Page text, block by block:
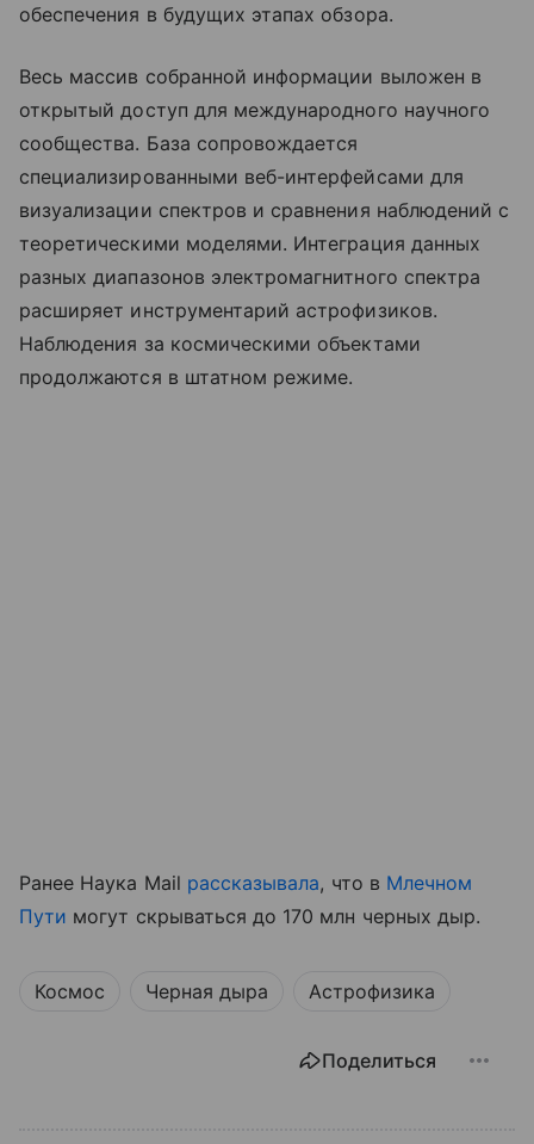
обеспечения в будущих этапах обзора.
Весь массив собранной информации выложен в
открытый доступ для международного научного
сообщества. База сопровождается
специализированными веб-интерфейсами для
визуализации спектров и сравнения наблюдений с
теоретическими моделями. Интеграция данных
разных диапазонов электромагнитного спектра
расширяет инструментарий астрофизиков.
Наблюдения за космическими объектами
продолжаются в штатном режиме.
Ранее Наука Mail рассказывала, что в Млечном
Пути могут скрываться до 170 млн черных дыр.
Космос Черная дыра Астрофизика
Поделиться